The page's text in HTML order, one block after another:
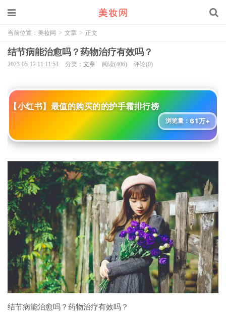
当前位置： 美妆网 > 文章 > 正文
结节病能治愈吗？药物治疗有效吗？
2023-05-12 11:11:54 分类： 文章 阅读(406) 评论(0)
【小红书】最值的购买的的护手霜排行榜
浏览量：61万+
结节病能治愈吗？药物治疗有效吗？